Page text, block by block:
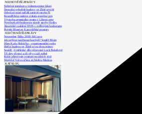
NEJNOVĚJŠÍ ZPRÁVY
Světelné instalace a videomapping lákají
Demolici vyhořelé budovy ve Zlíně urychl
Odvolací soud nařídil zastavit stavbu Tr
Kroměřížská radnice získala stavební pov
Výstavba urgentního centra v Liberci ome
Nymburk přehodnocuje záměr stavby školky
Akustické zasklení IZOS s ověřenými hodnotami
Projekt Blueriot: Kancelářské prostory
NEJČTENĚJŠÍ ZPRÁVY
November Talks 2018: M.Corea
Jak nejlépe navrhnout kuchyň? Soutěž Blum
Dům Karla Hubáčka – experimentální rodin
Hořící budova ve Zlíně se na dvou místec
Soutěž „Umělecké dílo věnované Lucii Bakešové
Tři dny, tři noci a tři vily v záři světel
Kolín připravuje centrum sociálních služ
World of Volvo očima architekta Martina
KATALOG